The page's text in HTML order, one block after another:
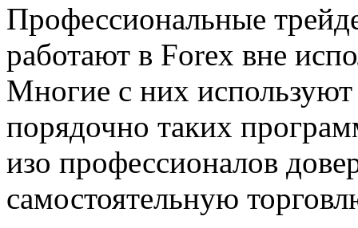
Профессиональные
работают в Forex вне
Многие с них
порядочно таких
изо профессионалов
самостоятельную